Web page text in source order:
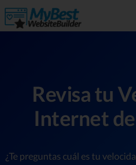
Revisa tu
Internet
¿Te preguntas cuál es tu